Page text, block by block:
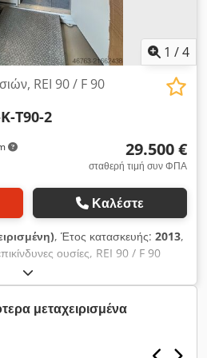
1 /4
REI 90 / F 90
T90-2
29.500 €
σταθερή τιμή συν ΦΠΑ
Καλέστε
, Έτος κατασκευής: 2013,
ουσίες, REI 90 / F 90
τύπου WFP, βάσεις
εσωτερικός φωτισμός, ράμπα
– μεταχειρισμένο - : Τιμή από
ΦΠΑ), αποσυναρμολογημένο,
πλέον μεταφορικών και
μεταχειρισμένα